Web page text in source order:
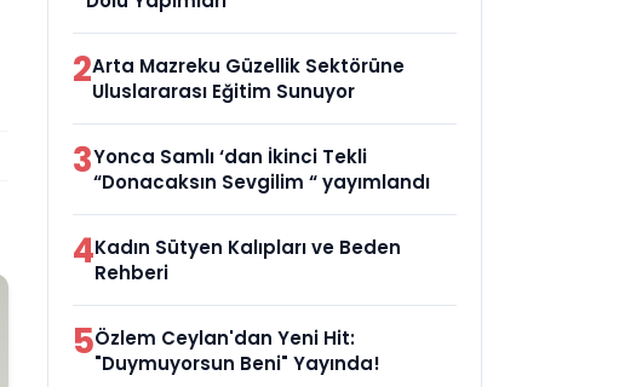
2Arta Mazreku Güzellik Sektörüne
Uluslararası Eğitim Sunuyor
3Yonca Samlı ‘dan İkinci Tekli
“Donacaksın Sevgilim “ yayımlandı
4Kadın Sütyen Kalıpları ve Beden
Rehberi
5Özlem Ceylan'dan Yeni Hit:
"Duymuyorsun Beni" Yayında!